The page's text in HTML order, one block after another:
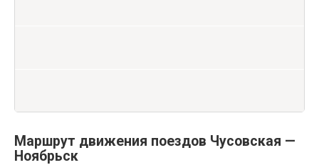
Маршрут движения поездов Чусовская —
Ноябрьск